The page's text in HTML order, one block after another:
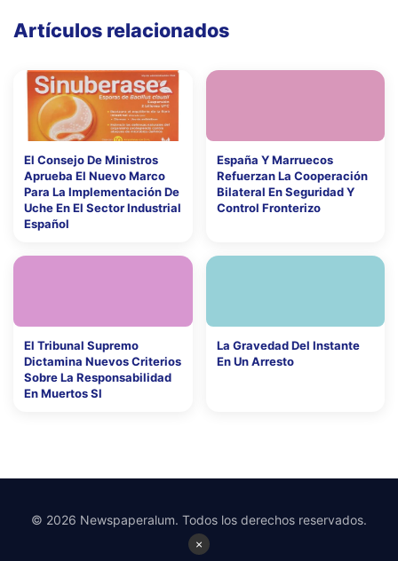
Artículos relacionados
El Consejo De Ministros
Aprueba El Nuevo Marco
Para La Implementación De
Uche En El Sector Industrial
Español
España Y Marruecos
Refuerzan La Cooperación
Bilateral En Seguridad Y
Control Fronterizo
El Tribunal Supremo
Dictamina Nuevos Criterios
Sobre La Responsabilidad
En Muertos Sl
La Gravedad Del Instante
En Un Arresto
×
© 2026 Newspaperalum. Todos los derechos reservados.